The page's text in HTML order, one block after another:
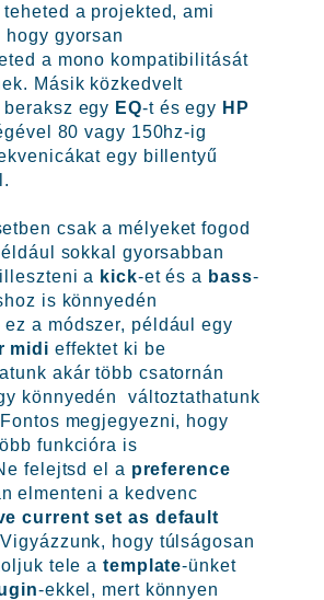
teheted a projekted, ami
hogy gyorsan
a mono kompatibilitását
Másik közkedvelt
beraksz egy EQ-t és egy HP
80 vagy 150hz-ig
egy billentyű
csak a mélyeket fogod
sokkal gyorsabban
a kick-et és a bass-
is könnyedén
ez a módszer, például egy
midi effektet ki be
akár több csatornán
könnyedén változtathatunk
megjegyezni, hogy
funkcióra is
felejtsd el a preference
elmenteni a kedvenc
current set as default
hogy túlságosan
tele atemplate-ünket
-ekkel, mert könnyen